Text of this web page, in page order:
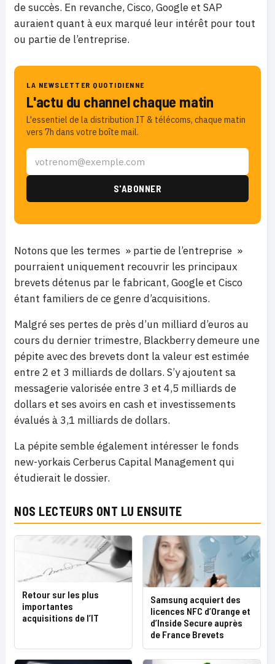
de succès. En revanche, Cisco, Google et SAP
auraient quant à eux marqué leur intérêt pour tout
ou partie de l’entreprise.
LA NEWSLETTER QUOTIDIENNE
L'actu du channel chaque matin
L'essentiel de la distribution IT & télécoms, chaque matin
vers 7h dans votre boîte mail.
Notons que les termes » partie de l’entreprise »
pourraient uniquement recouvrir les principaux
brevets détenus par le fabricant, Google et Cisco
étant familiers de ce genre d’acquisitions.
Malgré ses pertes de près d’un milliard d’euros au
cours du dernier trimestre, Blackberry demeure une
pépite avec des brevets dont la valeur est estimée
entre 2 et 3 milliards de dollars. S’y ajoutent sa
messagerie valorisée entre 3 et 4,5 milliards de
dollars et ses avoirs en cash et investissements
évalués à 3,1 milliards de dollars.
La pépite semble également intéresser le fonds
new-yorkais Cerberus Capital Management qui
étudierait le dossier.
NOS LECTEURS ONT LU ENSUITE
Retour sur les plus
importantes
acquisitions de l’IT
Samsung acquiert des
licences NFC d’Orange et
d’Inside Secure auprès
de France Brevets